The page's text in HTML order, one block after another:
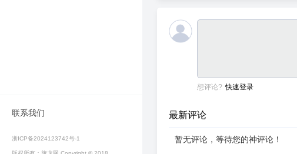
联系我们
浙ICP备2024123742号-1
想评论? 快速登录
最新评论
暂无评论，等待您的神评论！